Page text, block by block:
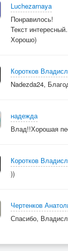
Luchezarnaya
Понравилось!
Текст
Хорошо)
Коротков
Nadezda24,
надежда
Влад!!Хорошая
Коротков
))
Чертенков
Спасибо,